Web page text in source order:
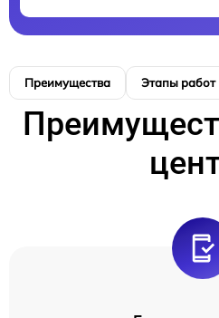
Преимущества Этапы работ